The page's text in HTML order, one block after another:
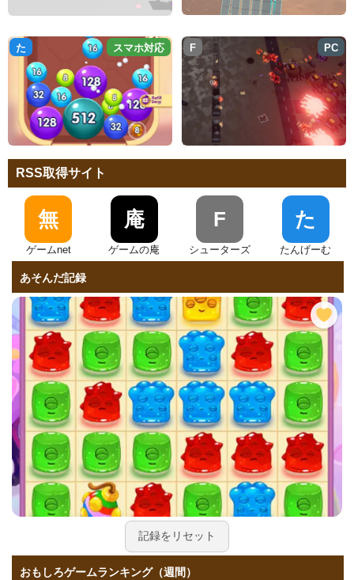
た スマホ対応 F PC
RSS取得サイト
無
ゲームnet
庵
ゲームの庵
F
シューターズ
た
たんげーむ
あそんだ記録
記録をリセット
おもしろゲームランキング（週間）